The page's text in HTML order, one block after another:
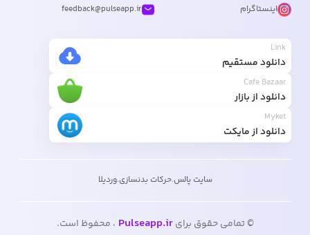
اینستاگرام feedback@pulseapp.ir
Link
دانلود مستقیم
Cafe Bazaar
دانلود از بازار
Myket
دانلود از مایکت
سایت پالس.حرکات بدنسازی.وردیلا
© تمامی حقوق برایPulseapp.ir ، محفوظ است.